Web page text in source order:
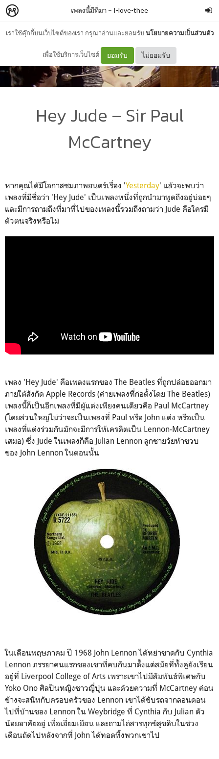
เราใช้คุ๊กกี้บนเว็บไซต์ของเรา กรุณาอ่านและยอมรับนโยบายความเป็นส่วนตัว
เพื่อใช้บริการเว็บไซต์ ยอมรับ ไม่ยอมรับ
เพลงนี้มีที่มา – I-love-thee
Hey Jude – Sir Paul
McCartney
หากคุณได้มีโอกาสชมภาพยนตร์เรื่อง 'Yesterday' แล้วจะพบว่า
เพลงที่มีชื่อว่า 'Hey Jude' เป็นเพลงหนึ่งที่ถูกนำมาพูดถึงอยู่บ่อยๆ
และมีการถามถึงที่มาที่ไปของเพลงนี้รวมถึงถามว่า Jude คือใครมี
ตัวตนจริงหรือไม่
เพลง 'Hey Jude' คือเพลงแรกของ The Beatles ที่ถูกปล่อยออกมา
ภายใต้สังกัด Apple Records (ค่ายเพลงที่ก่อตั้งโดย The Beatles)
เพลงนี้ก็เป็นอีกเพลงที่มีผู้แต่งเพียงคนเดียวคือ Paul McCartney
(โดยส่วนใหญ่ไม่ว่าจะเป็นเพลงที่ Paul หรือ John แต่ง หรือเป็น
เพลงที่แต่งร่วมกันมักจะมีการให้เครดิตเป็น Lennon-McCartney
เสมอ) ซึ่ง Judeในเพลงก็คือ Julian Lennon ลูกชายวัยห้าขวบ
ของ John Lennonในตอนนั้น
ในเดือนพฤษภาคม ปี 1968 John Lennonได้หย่าขาดกับ Cynthia
Lennon ภรรยาคนแรกของเขาที่คบกันมาตั้งแต่สมัยที่ทั้งคู่ยังเรียน
อยู่ที่ Liverpool College of Arts เพราะเขาไปมีสัมพันธ์พิเศษกับ
Yoko Ono ศิลปินหญิงชาวญี่ปุ่น และด้วยความที่ McCartney ค่อน
ข้างจะสนิทกับครอบครัวของ Lennon เขาได้ขับรถจากลอนดอน
ไปที่บ้านของ Lennonใน Weybridge ที่ Cynthia กับ Julian ตัว
น้อยอาศัยอยู่ เพื่อเยี่ยมเยียน และถามไถ่สารทุกข์สุขดิบในช่วง
เดือนถัดไปหลังจากที่ Johnได้ทอดทิ้งพวกเขาไป